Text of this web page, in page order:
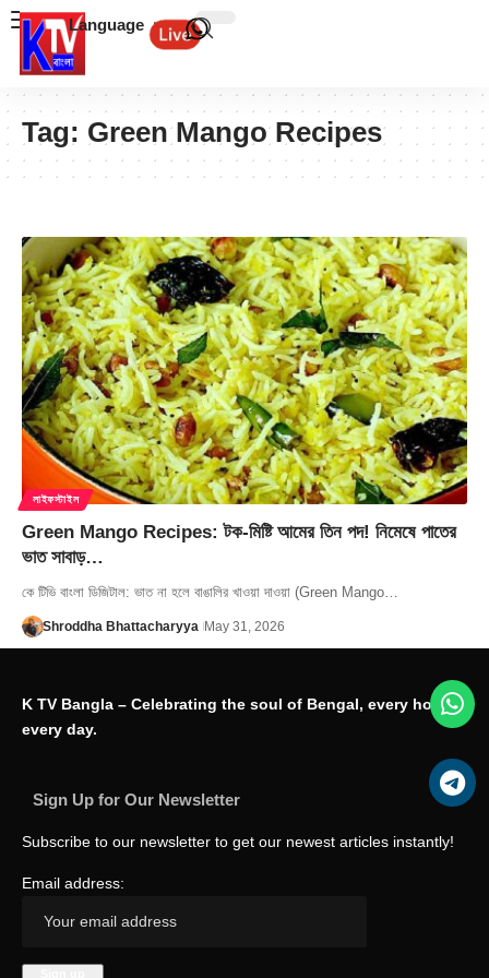
Language
Tag: Green Mango Recipes
লাইফস্টাইল
Green Mango Recipes: টক-মিষ্টি আমের তিন পদ! নিমেষে পাতের
ভাত সাবাড়…
কে টিভি বাংলা ডিজিটাল: ভাত না হলে বাঙালির খাওয়া দাওয়া (Green Mango…
Shroddha Bhattacharyya May 31, 2026
K TV Bangla – Celebrating the soul of Bengal, every hour,
every day.
Sign Up for Our Newsletter
Subscribe to our newsletter to get our newest articles instantly!
Email address: